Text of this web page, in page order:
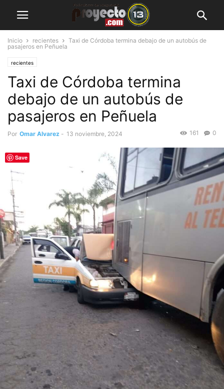
Inicio recientes
Taxi de Córdoba termina debajo de un autobús de
pasajeros en Peñuela
recientes
Taxi de Córdoba termina
debajo de un autobús de
pasajeros en Peñuela
Por Omar Alvarez - 13 noviembre, 2024 0
161
Save